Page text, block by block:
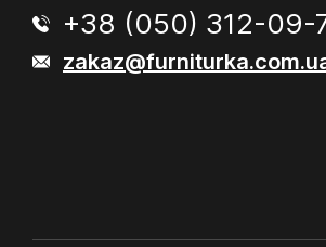
+38 (050) 312-09-